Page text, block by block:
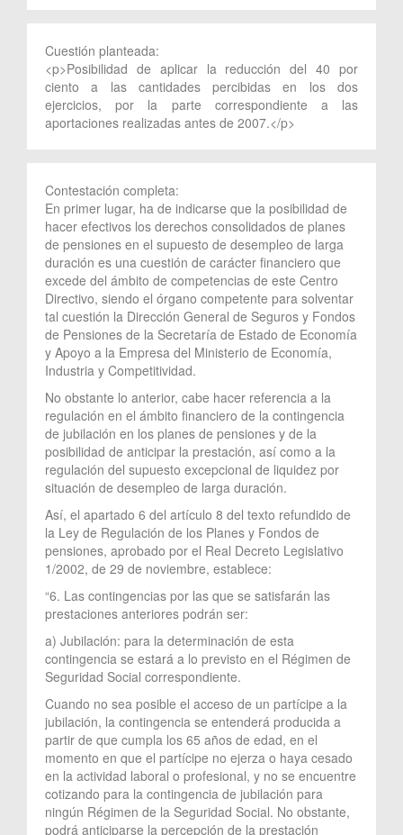
Cuestión planteada:
<p>Posibilidad de aplicar la reducción del 40 por
ciento a las cantidades percibidas en los dos
ejercicios, por la parte correspondiente a las
aportaciones realizadas antes de 2007.</p>
Contestación completa:
En primer lugar, ha de indicarse que la posibilidad de
hacer efectivos los derechos consolidados de planes
de pensiones en el supuesto de desempleo de larga
duración es una cuestión de carácter financiero que
excede del ámbito de competencias de este Centro
Directivo, siendo el órgano competente para solventar
tal cuestión la Dirección General de Seguros y Fondos
de Pensiones de la Secretaría de Estado de Economía
y Apoyo a la Empresa del Ministerio de Economía,
Industria y Competitividad.
No obstante lo anterior, cabe hacer referencia a la
regulación en el ámbito financiero de la contingencia
de jubilación en los planes de pensiones y de la
posibilidad de anticipar la prestación, así como a la
regulación del supuesto excepcional de liquidez por
situación de desempleo de larga duración.
Así, el apartado 6 del artículo 8 del texto refundido de
la Ley de Regulación de los Planes y Fondos de
pensiones, aprobado por el Real Decreto Legislativo
1/2002, de 29 de noviembre, establece:
“6. Las contingencias por las que se satisfarán las
prestaciones anteriores podrán ser:
a) Jubilación: para la determinación de esta
contingencia se estará a lo previsto en el Régimen de
Seguridad Social correspondiente.
Cuando no sea posible el acceso de un partícipe a la
jubilación, la contingencia se entenderá producida a
partir de que cumpla los 65 años de edad, en el
momento en que el partícipe no ejerza o haya cesado
en la actividad laboral o profesional, y no se encuentre
cotizando para la contingencia de jubilación para
ningún Régimen de la Seguridad Social. No obstante,
podrá anticiparse la percepción de la prestación